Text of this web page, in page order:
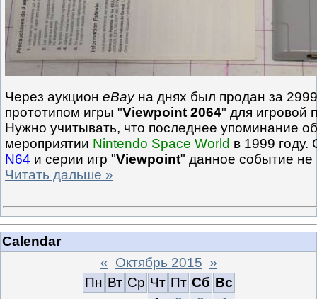
Через аукцион eBayна днях был продан за
прототипом игры "Viewpoint 2064" для игровой
Нужно учитывать, что последнее упоминание
мероприятии Nintendo Space World в 1999
N64 и серии игр "Viewpoint" данное событие
Читать дальше »
Calendar
« Октябрь 2015 »
Пн Вт Ср Чт Пт Сб Вс